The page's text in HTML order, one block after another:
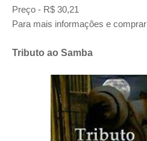
Preço - R$ 30,21
Para mais informações e comprar
Tributo ao Samba